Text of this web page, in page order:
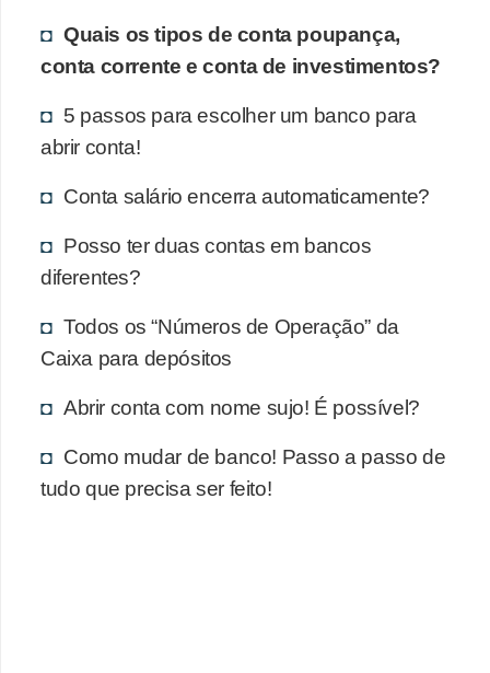
Quais os tipos de conta poupança,
conta corrente e conta de investimentos?
5 passos para escolher um banco para
abrir conta!
Conta salário encerra automaticamente?
Posso ter duas contas em bancos
diferentes?
Todos os “Números de Operação” da
Caixa para depósitos
Abrir conta com nome sujo! É possível?
Como mudar de banco! Passo a passo de
tudo que precisa ser feito!